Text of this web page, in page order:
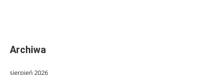
Archiwa
sierpień 2026